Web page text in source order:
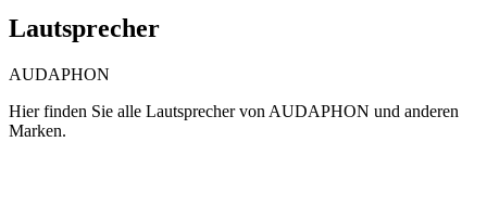
Lautsprecher
AUDAPHON
Hier finden Sie alle Lautsprecher von AUDAPHON und anderen
Marken.